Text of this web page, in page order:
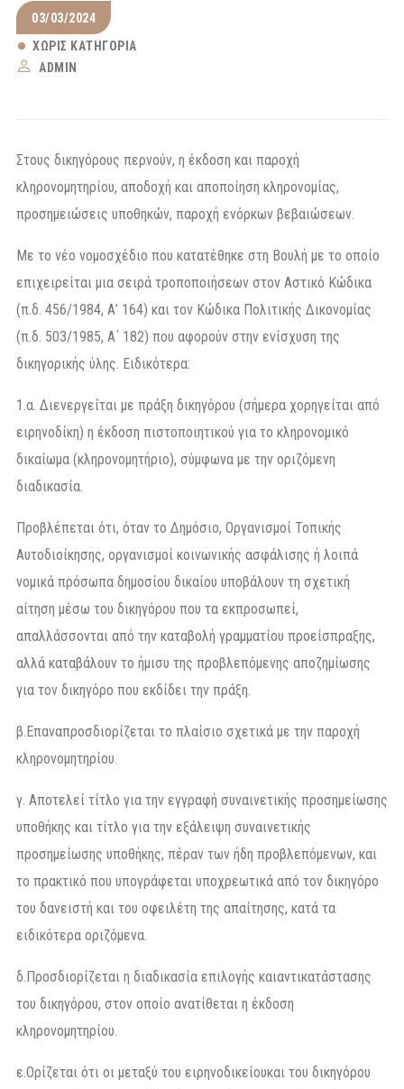
03/03/2024
ΧΩΡΊΣ ΚΑΤΗΓΟΡΊΑ
ADMIN
Στους δικηγόρους περνούν, η έκδοση και παροχή
κληρονομητηρίου, αποδοχή και αποποίηση κληρονομίας,
προσημειώσεις υποθηκών, παροχή ενόρκων βεβαιώσεων.
Με το νέο νομοσχέδιο που κατατέθηκε στη Βουλή με το οποίο
επιχειρείται μια σειρά τροποποιήσεων στον Αστικό Κώδικα
(π.δ. 456/1984, Α’ 164) και τον Κώδικα Πολιτικής Δικονομίας
(π.δ. 503/1985, Α΄ 182) που αφορούν στην ενίσχυση της
δικηγορικής ύλης. Ειδικότερα:
1.α. Διενεργείται με πράξη δικηγόρου (σήμερα χορηγείται από
ειρηνοδίκη) η έκδοση πιστοποιητικού για το κληρονομικό
δικαίωμα (κληρονομητήριο), σύμφωνα με την οριζόμενη
διαδικασία.
Προβλέπεται ότι, όταν το Δημόσιο, Οργανισμοί Τοπικής
Αυτοδιοίκησης, οργανισμοί κοινωνικής ασφάλισης ή λοιπά
νομικά πρόσωπα δημοσίου δικαίου υποβάλουν τη σχετική
αίτηση μέσω του δικηγόρου που τα εκπροσωπεί,
απαλλάσσονται από την καταβολή γραμματίου προείσπραξης,
αλλά καταβάλουν το ήμισυ της προβλεπόμενης αποζημίωσης
για τον δικηγόρο που εκδίδει την πράξη.
β.Επαναπροσδιορίζεται το πλαίσιο σχετικά με την παροχή
κληρονομητηρίου.
γ. Αποτελεί τίτλο για την εγγραφή συναινετικής προσημείωσης
υποθήκης και τίτλο για την εξάλειψη συναινετικής
προσημείωσης υποθήκης, πέραν των ήδη προβλεπόμενων, και
το πρακτικό που υπογράφεται υποχρεωτικά από τον δικηγόρο
του δανειστή και του οφειλέτη της απαίτησης, κατά τα
ειδικότερα οριζόμενα.
δ.Προσδιορίζεται η διαδικασία επιλογής καιαντικατάστασης
του δικηγόρου, στον οποίο ανατίθεται η έκδοση
κληρονομητηρίου.
ε.Ορίζεται ότι οι μεταξύ του ειρηνοδικείουκαι του δικηγόρου